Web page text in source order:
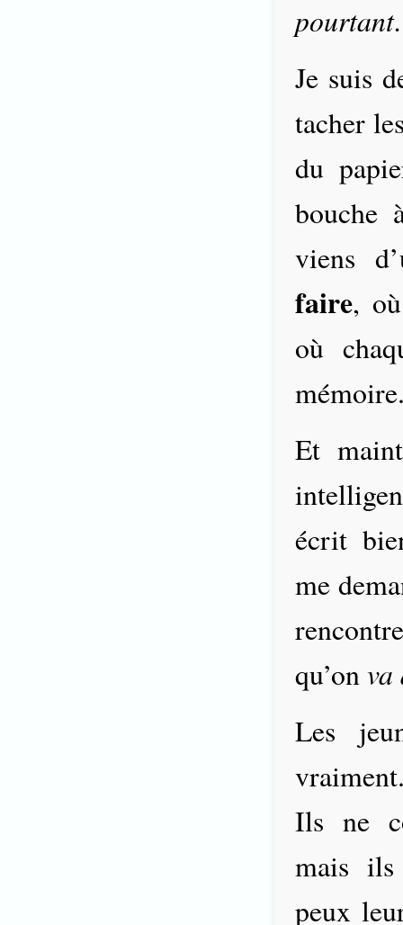
Je suis
tacher
du
bouche
viens
faire,
où
Et
écrit
me
qu’onva
Les
Ils ne
mais
peux